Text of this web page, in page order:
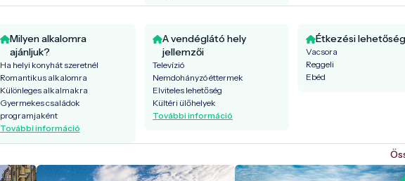
Milyen alkalomra
ajánljuk?
Ha helyi konyhát szeretnél
Romantikus alkalomra
Különleges alkalmakra
Gyermekes családok
programjaként
További információ
A vendéglátó hely
jellemzői
Televízió
Nemdohányzó éttermek
Elviteles lehetőség
Kültéri ülőhelyek
További információ
Étkezési
Vacsora
Reggeli
Ebéd